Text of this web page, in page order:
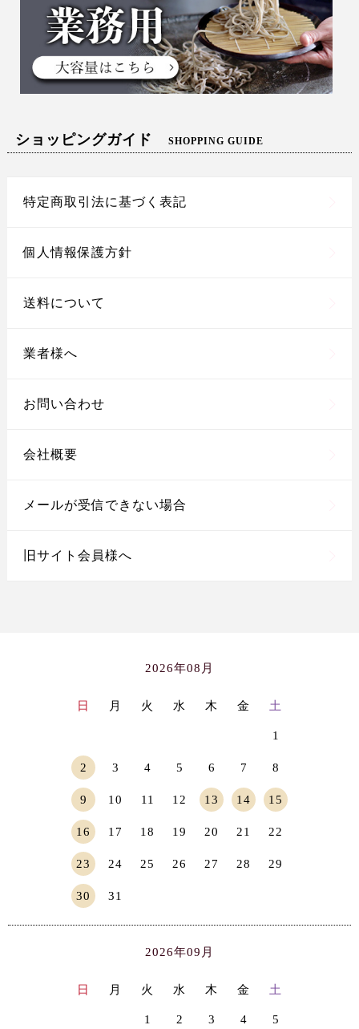
ショッピングガイド SHOPPING GUIDE
特定商取引法に基づく表記
個人情報保護方針
送料について
業者様へ
お問い合わせ
会社概要
メールが受信できない場合
旧サイト会員様へ
2026年08月
日 月 火 水 木 金 土
1
2 3 4 5 6 7 8
9 10 11 12 13 14 15
16 17 18 19 20 21 22
23 24 25 26 27 28 29
30 31
2026年09月
日 月 火 水 木 金 土
1 2 3 4 5